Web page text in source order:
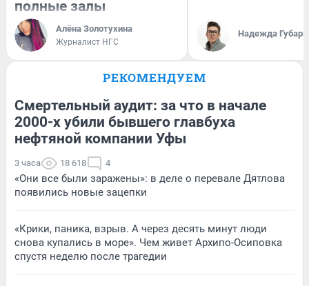
полные залы
Алёна Золотухина
Журналист НГС
Надежда Губарь
РЕКОМЕНДУЕМ
Смертельный аудит: за что в начале
2000-х убили бывшего главбуха
нефтяной компании Уфы
3 часа 18 618 4
«Они все были заражены»: в деле о перевале Дятлова
появились новые зацепки
«Крики, паника, взрыв. А через десять минут люди
снова купались в море». Чем живет Архипо-Осиповка
спустя неделю после трагедии